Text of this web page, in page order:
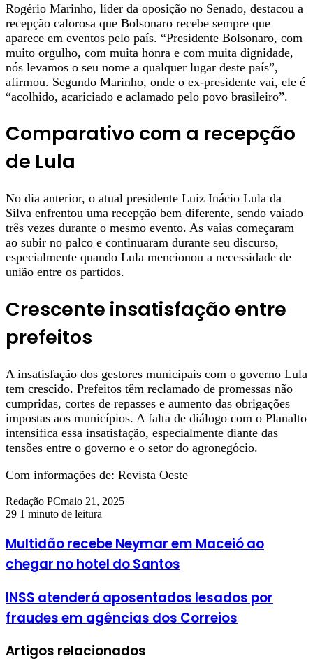
Rogério Marinho, líder da oposição no Senado, destacou a
recepção calorosa que Bolsonaro recebe sempre que
aparece em eventos pelo país. “Presidente Bolsonaro, com
muito orgulho, com muita honra e com muita dignidade,
nós levamos o seu nome a qualquer lugar deste país”,
afirmou. Segundo Marinho, onde o ex-presidente vai, ele é
“acolhido, acariciado e aclamado pelo povo brasileiro”.
Comparativo com a recepção
de Lula
No dia anterior, o atual presidente Luiz Inácio Lula da
Silva enfrentou uma recepção bem diferente, sendo vaiado
três vezes durante o mesmo evento. As vaias começaram
ao subir no palco e continuaram durante seu discurso,
especialmente quando Lula mencionou a necessidade de
união entre os partidos.
Crescente insatisfação entre
prefeitos
A insatisfação dos gestores municipais com o governo Lula
tem crescido. Prefeitos têm reclamado de promessas não
cumpridas, cortes de repasses e aumento das obrigações
impostas aos municípios. A falta de diálogo com o Planalto
intensifica essa insatisfação, especialmente diante das
tensões entre o governo e o setor do agronegócio.
Com informações de: Revista Oeste
Redação PCmaio 21, 2025
29 1 minuto de leitura
Multidão recebe Neymar em Maceió ao
chegar no hotel do Santos
INSS atenderá aposentados lesados por
fraudes em agências dos Correios
Artigos relacionados